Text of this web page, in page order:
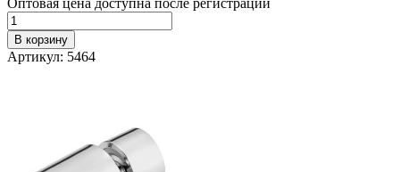
В корзину
Артикул: 5464